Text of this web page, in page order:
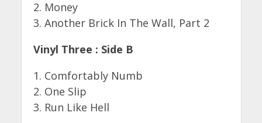
2. Money
3. Another Brick In The Wall, Part 2
Vinyl Three : Side B
1. Comfortably Numb
2. One Slip
3. Run Like Hell